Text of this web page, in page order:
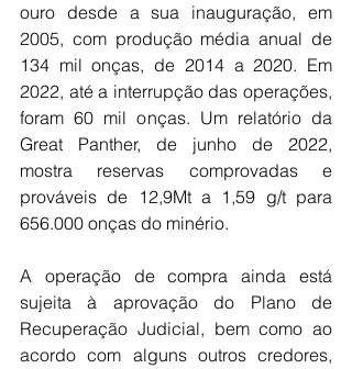
ouro desde a sua inauguração, em
2005, com produção média anual de
134 mil onças, de 2014 a 2020. Em
2022, até a interrupção das operações,
foram 60 mil onças. Um relatório da
Great Panther, de junho de 2022,
mostra reservas comprovadas e
prováveis de 12,9Mt a 1,59 g/t para
656.000 onças do minério.
A operação de compra ainda está
sujeita à aprovação do Plano de
Recuperação Judicial, bem como ao
acordo com alguns outros credores,